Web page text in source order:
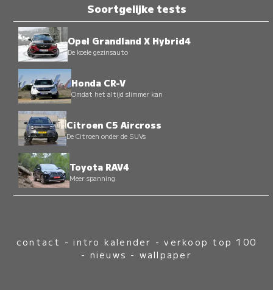
Soortgelijke tests
Opel Grandland X Hybrid4
De koele gezinsauto
Honda CR-V
Omdat het altijd slimmer kan
Citroen C5 Aircross
De Citroen onder de SUVs
Toyota RAV4
Meer spanning
contact -intro kalender -verkoop top 100
- nieuws - wallpaper